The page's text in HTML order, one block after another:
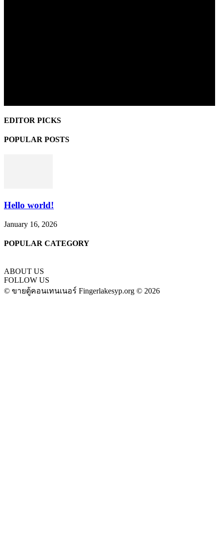
EDITOR PICKS
POPULAR POSTS
Hello world!
January 16, 2026
POPULAR CATEGORY
ABOUT US
FOLLOW US
© ขายตู้คอนเทนเนอร์ Fingerlakesyp.org © 2026